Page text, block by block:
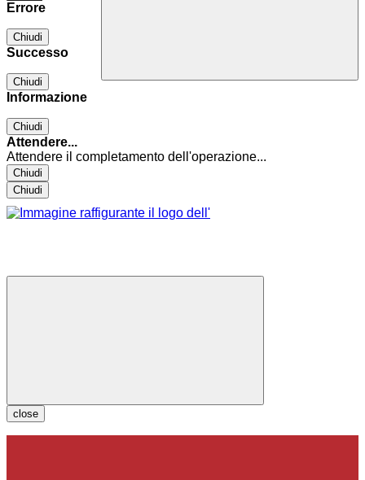
Errore
Chiudi
Successo
Chiudi
Informazione
Chiudi
Attendere...
Attendere il completamento dell'operazione...
Chiudi
Chiudi
close